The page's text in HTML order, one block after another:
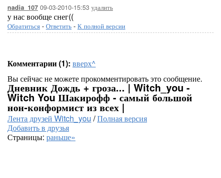
nadia_107 09-03-2010-15:53 удалить
у нас вообще снег((
Обратиться - Ответить - К полной версии
Комментарии (1): вверх^
Вы сейчас не можете прокомментировать это сообщение.
Дневник Дождь + гроза... | Witch_you -
Witch You Шакирофф - самый большой
нон-конформист из всех |
Лента друзей Witch_you /Полная версия
Добавить в друзья
Страницы: раньше»